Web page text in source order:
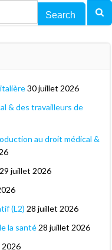
30 juillet 2026
& des travailleurs de
au droit médical &
29 juillet 2026
(L2) 28 juillet 2026
la santé 28 juillet 2026
2026